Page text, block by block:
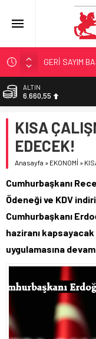
GERİ SAYIM
‘BAFRA’YA
YÖNETİCİ
ALTIN
6.660,55
13.779,39
DOLAR
47,7111
55,1881
KISA
EDECEK!
Anasayfa » EKONOMİ »
Cumhurbaşkanı
Ödeneği ve KDV
Cumhurbaşkanı
haziranı
uygulamasına